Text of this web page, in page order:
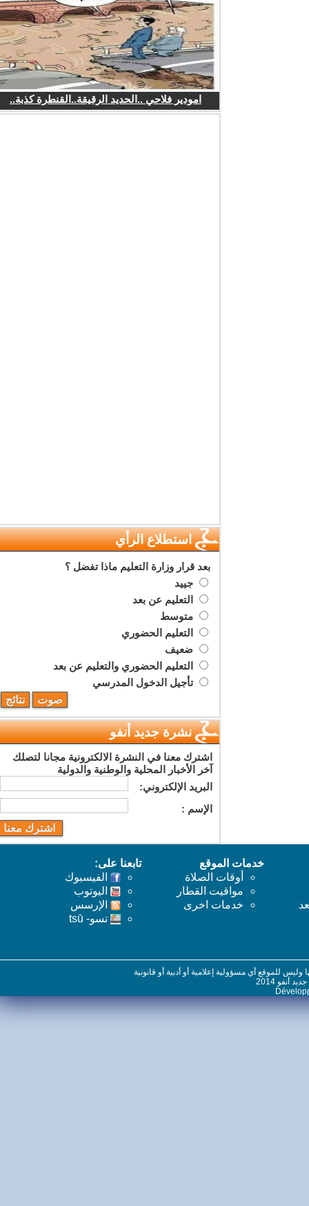
امودير فلاحي ..الحديد الرقيقة..القنطرة كذبة..
استطلاع الرأي
بعد قرار وزارة التعليم ماذا تفضل ؟
جييد
التعليم عن بعد
متوسط
التعليم الحضوري
ضعيف
التعليم الحضوري والتعليم عن بعد
تأجيل الدخول المدرسي
نشرة جديد أنفو
اشترك معنا في النشرة الالكترونية مجانا لتصلك
آخر الأخبار المحلية والوطنية والدولية
البريد اﻹلكتروني:
اﻹسم :
خدمات الموقع
أوقات الصلاة
مواقيت القطار
خدمات اخرى
تابعنا على:
الفيسبوك
اليوتوب
اﻹرسس
تسو- tsū
للموقع أي مسؤولية إعلامية أو أدبية أو قانونية
2014